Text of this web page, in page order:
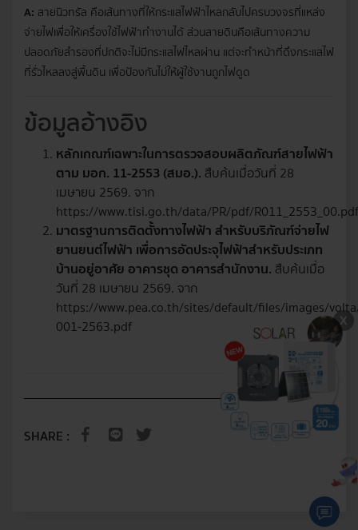
A: สายนิวทรัล คือเส้นทางที่ให้กระแสไฟฟ้าไหลกลับไปครบวงจรที่แหล่ง
จ่ายไฟเพื่อให้เครื่องใช้ไฟฟ้าทำงานได้ ส่วนสายดินคือเส้นทางความ
ปลอดภัยสำรองที่ปกติจะไม่มีกระแสไฟไหลผ่าน แต่จะทำหน้าที่ดึงกระแสไฟ
ที่รั่วไหลลงสู่พื้นดิน เพื่อป้องกันไม่ให้ผู้ใช้งานถูกไฟดูด
ข้อมูลอ้างอิง
หลักเกณฑ์เฉพาะในการตรวจสอบผลิตภัณฑ์สายไฟฟ้า
ตาม มอก. 11-2553 (สมอ.). สืบค้นเมื่อวันที่ 28
เมษายน 2569. จาก
https://www.tisi.go.th/data/PR/pdf/R011_2553_00.pdf
มาตรฐานการติดตั้งทางไฟฟ้า สำหรับบริภัณฑ์จ่ายไฟ
ยานยนต์ไฟฟ้า เพื่อการอัดประจุไฟฟ้าสำหรับประเภท
บ้านอยู่อาศัย อาคารชุด อาคารสำนักงาน. สืบค้นเมื่อ
วันที่ 28 เมษายน 2569. จาก
https://www.pea.co.th/sites/default/files/images/
001-2563.pdf
SHARE :